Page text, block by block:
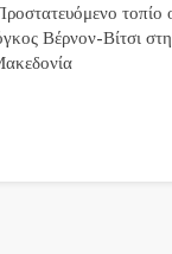
τοπίο
Βέρνον-Βίτσι στη